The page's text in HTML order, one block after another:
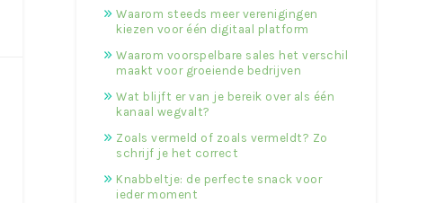
Waarom steeds meer verenigingen
kiezen voor één digitaal platform
Waarom voorspelbare sales het verschil
maakt voor groeiende bedrijven
Wat blijft er van je bereik over als één
kanaal wegvalt?
Zoals vermeld of zoals vermeldt? Zo
schrijf je het correct
Knabbeltje: de perfecte snack voor
ieder moment